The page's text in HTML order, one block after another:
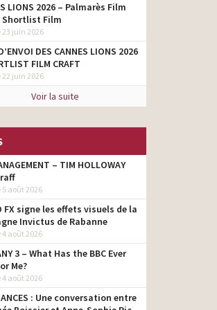
LIONS 2026 – Palmarès Film
Shortlist Film
23 juin 2026
DES CANNES LIONS 2026
FILM CRAFT
22 juin 2026
Voir la suite
– TIM HOLLOWAY
5 août 2026
FX signe les effets visuels de la
Invictus de Rabanne
4 août 2026
3 – What Has the BBC Ever
Me?
4 août 2026
: Une conversation entre